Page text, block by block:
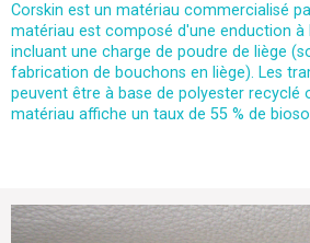
Corskin est un matériau commercialisé
matériau est composé d'une enduction à
incluant une charge de poudre de liège
fabrication de bouchons en liège). Les
peuvent être à base de polyester recyclé
matériau affiche un taux de 55 % de